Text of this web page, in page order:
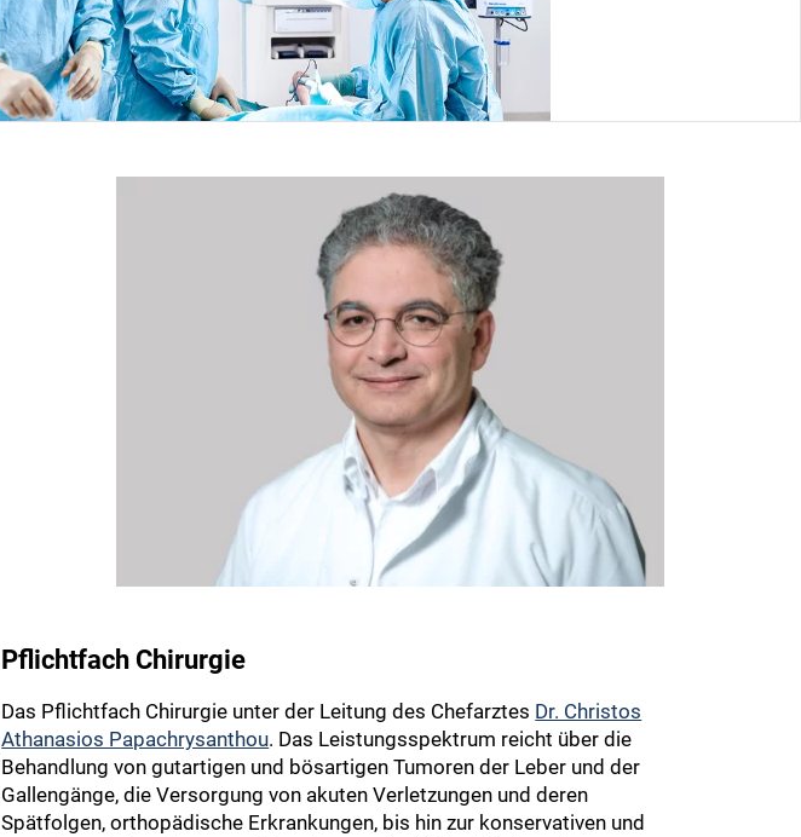
Pflichtfach Chirurgie
Das Pflichtfach Chirurgie unter der Leitung des Chefarztes Dr. Christos
Athanasios Papachrysanthou. Das Leistungsspektrum reicht über die
Behandlung von gutartigen und bösartigen Tumoren der Leber und der
Gallengänge, die Versorgung von akuten Verletzungen und deren
Spätfolgen, orthopädische Erkrankungen, bis hin zur konservativen und